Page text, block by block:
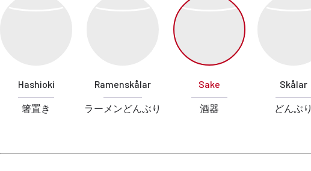
Hashioki
箸置き
Ramenskålar
ラーメンどんぶり
Sake
酒器
Skålar
どんぶり